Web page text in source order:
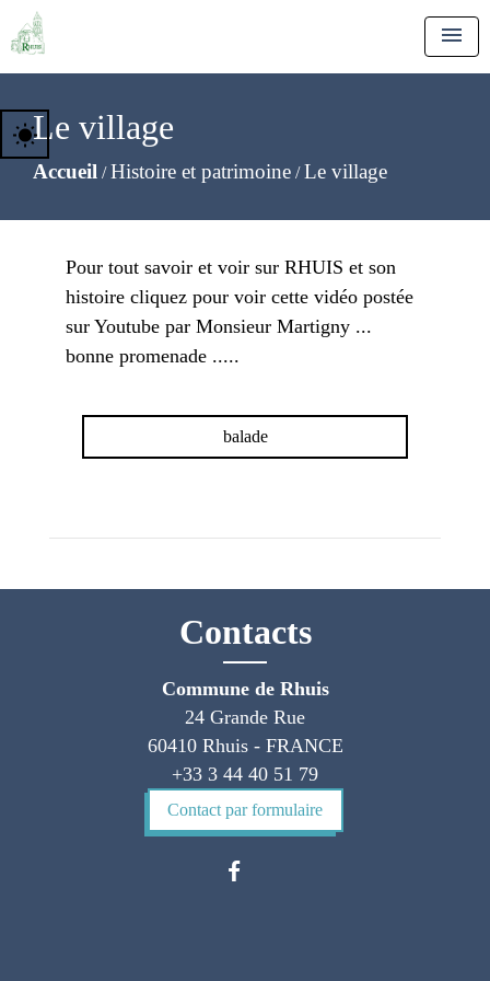
menu
Le village
Accueil /Histoire et patrimoine /Le village
wb_sunny
Pour tout savoir et voir sur RHUIS et son
histoire cliquez pour voir cette vidéo postée
sur Youtube par Monsieur Martigny ...
bonne promenade .....
Contacts
Commune de Rhuis
24 Grande Rue
60410 Rhuis - FRANCE
+33 3 44 40 51 79
Contact par formulaire